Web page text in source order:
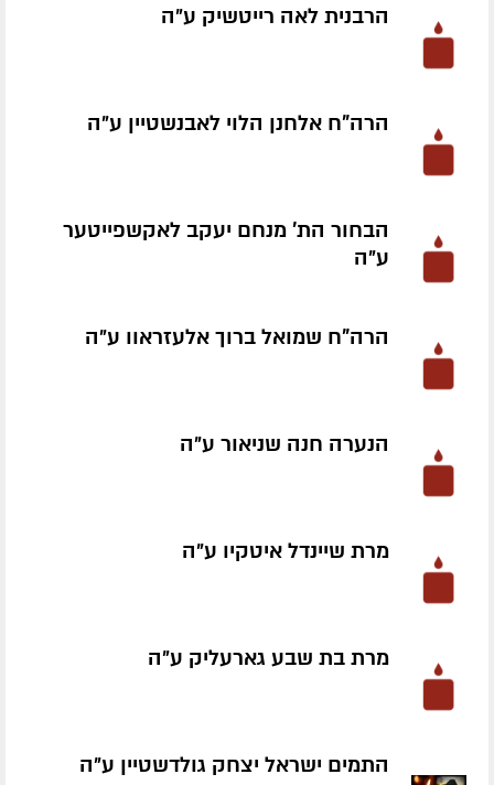
הרבנית לאה רייטשיק ע״ה
הרה"ח אלחנן הלוי לאבנשטיין ע״ה
הבחור הת' מנחם יעקב לאקשפייטער
ע״ה
הרה"ח שמואל ברוך אלעזראוו ע״ה
הנערה חנה שניאור ע״ה
מרת שיינדל איטקיו ע״ה
מרת בת שבע גארעליק ע״ה
התמים ישראל יצחק גולדשטיין ע״ה